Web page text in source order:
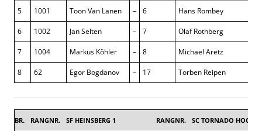
5 1001 Toon Van Lanen – 6 Hans Rombey
6 1002 Jan Selten – 7 Olaf Rothberg
7 1004 Markus Köhler – 8 Michael Aretz
8 62 Egor Bogdanov – 17 Torben Reipen
BR. RANGNR. SF HEINSBERG 1 RANGNR. SC TORNADO